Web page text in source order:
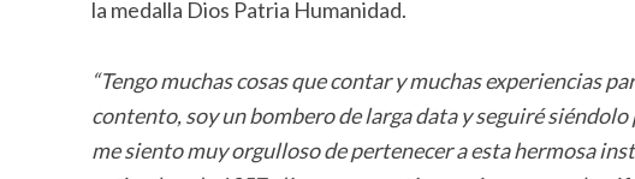
la medalla Dios Patria Humanidad.
“Tengo muchas cosas que contar y muchas experiencias
contento, soy un bombero de larga data y seguiré siéndolo
me siento muy orgulloso de pertenecer a esta hermosa